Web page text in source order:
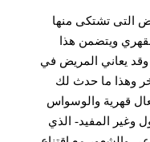
التى تشتكى منها
ويتضمن هذا
يعاني المريض في
وهذا ما حدث لك
قهرية والوسواس
وغير المفيد- الذي